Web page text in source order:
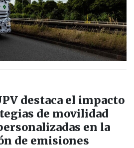
destaca el impacto
de movilidad
en la
de emisiones